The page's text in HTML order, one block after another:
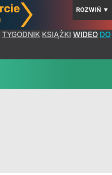
ROZWIŃ ▼
TYGODNIK KSIĄŻKI WIDEO DO